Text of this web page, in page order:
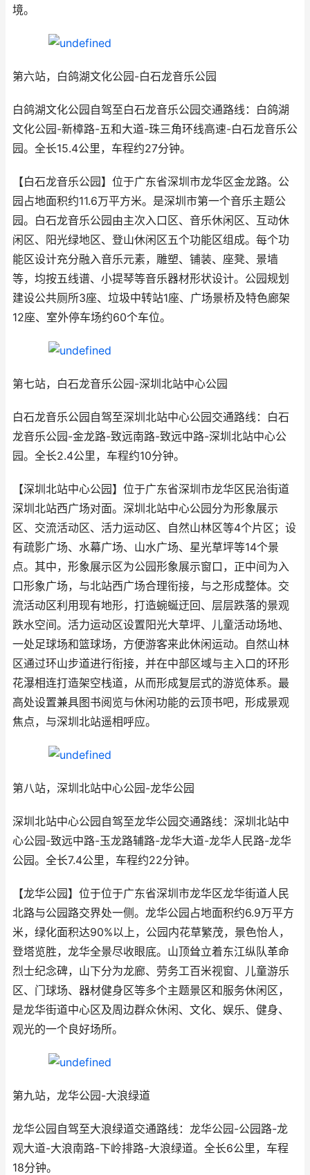
境。
第六站，白鸽湖文化公园-白石龙音乐公园
白鸽湖文化公园自驾至白石龙音乐公园交通路线：白鸽湖
文化公园-新樟路-五和大道-珠三角环线高速-白石龙音乐公
园。全长15.4公里，车程约27分钟。
【白石龙音乐公园】位于广东省深圳市龙华区金龙路。公
园占地面积约11.6万平方米。是深圳市第一个音乐主题公
园。白石龙音乐公园由主次入口区、音乐休闲区、互动休
闲区、阳光绿地区、登山休闲区五个功能区组成。每个功
能区设计充分融入音乐元素，雕塑、铺装、座凳、景墙
等，均按五线谱、小提琴等音乐器材形状设计。公园规划
建设公共厕所3座、垃圾中转站1座、广场景桥及特色廊架
12座、室外停车场约60个车位。
第七站，白石龙音乐公园-深圳北站中心公园
白石龙音乐公园自驾至深圳北站中心公园交通路线：白石
龙音乐公园-金龙路-致远南路-致远中路-深圳北站中心公
园。全长2.4公里，车程约10分钟。
【深圳北站中心公园】位于广东省深圳市龙华区民治街道
深圳北站西广场对面。深圳北站中心公园分为形象展示
区、交流活动区、活力运动区、自然山林区等4个片区；设
有疏影广场、水幕广场、山水广场、星光草坪等14个景
点。其中，形象展示区为公园形象展示窗口，正中间为入
口形象广场，与北站西广场合理衔接，与之形成整体。交
流活动区利用现有地形，打造蜿蜒迂回、层层跌落的景观
跌水空间。活力运动区设置阳光大草坪、儿童活动场地、
一处足球场和篮球场，方便游客来此休闲运动。自然山林
区通过环山步道进行衔接，并在中部区域与主入口的环形
花瀑相连打造架空栈道，从而形成复层式的游览体系。最
高处设置兼具图书阅览与休闲功能的云顶书吧，形成景观
焦点，与深圳北站遥相呼应。
第八站，深圳北站中心公园-龙华公园
深圳北站中心公园自驾至龙华公园交通路线：深圳北站中
心公园-致远中路-玉龙路辅路-龙华大道-龙华人民路-龙华
公园。全长7.4公里，车程约22分钟。
【龙华公园】位于位于广东省深圳市龙华区龙华街道人民
北路与公园路交界处一侧。龙华公园占地面积约6.9万平方
米，绿化面积达90%以上，公园内花草繁茂，景色怡人，
登塔览胜，龙华全景尽收眼底。山顶耸立着东江纵队革命
烈士纪念碑，山下分为龙廊、劳务工百米视窗、儿童游乐
区、门球场、器材健身区等多个主题景区和服务休闲区，
是龙华街道中心区及周边群众休闲、文化、娱乐、健身、
观光的一个良好场所。
第九站，龙华公园-大浪绿道
龙华公园自驾至大浪绿道交通路线：龙华公园-公园路-龙
观大道-大浪南路-下岭排路-大浪绿道。全长6公里，车程
18分钟。